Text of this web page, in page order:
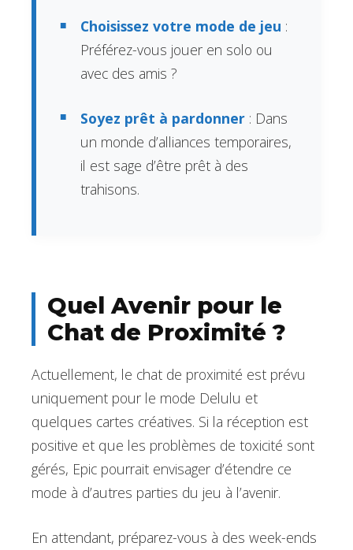
Choisissez votre mode de jeu :
Préférez-vous jouer en solo ou
avec des amis ?
Soyez prêt à pardonner : Dans
un monde d’alliances temporaires,
il est sage d’être prêt à des
trahisons.
Quel Avenir pour le
Chat de Proximité ?
Actuellement, le chat de proximité est prévu
uniquement pour le mode Delulu et
quelques cartes créatives. Si la réception est
positive et que les problèmes de toxicité sont
gérés, Epic pourrait envisager d’étendre ce
mode à d’autres parties du jeu à l’avenir.
En attendant, préparez-vous à des week-ends